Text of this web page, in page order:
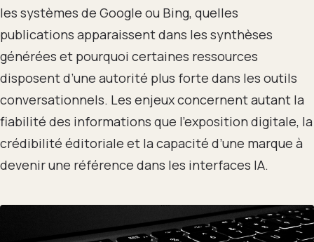
les systèmes de Google ou Bing, quelles
publications apparaissent dans les synthèses
générées et pourquoi certaines ressources
disposent d’une autorité plus forte dans les outils
conversationnels. Les enjeux concernent autant la
fiabilité des informations que l’exposition digitale, la
crédibilité éditoriale et la capacité d’une marque à
devenir une référence dans les interfaces IA.